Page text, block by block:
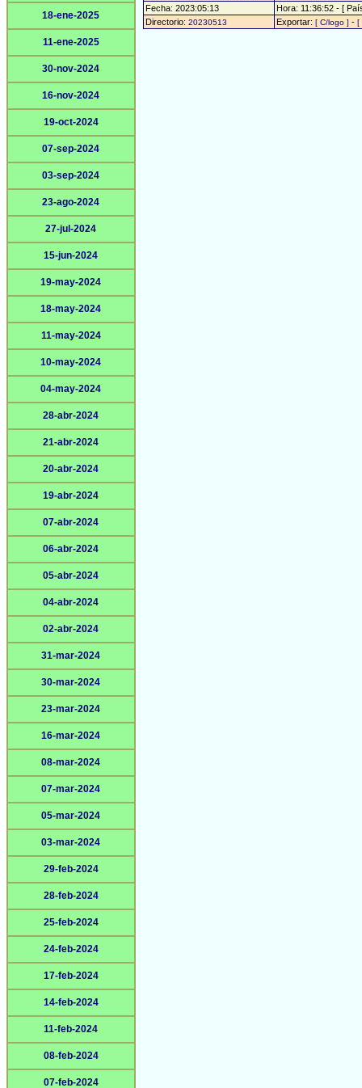
18-ene-2025
11-ene-2025
30-nov-2024
16-nov-2024
19-oct-2024
07-sep-2024
03-sep-2024
23-ago-2024
27-jul-2024
15-jun-2024
19-may-2024
18-may-2024
11-may-2024
10-may-2024
04-may-2024
28-abr-2024
21-abr-2024
20-abr-2024
19-abr-2024
07-abr-2024
06-abr-2024
05-abr-2024
04-abr-2024
02-abr-2024
31-mar-2024
30-mar-2024
23-mar-2024
16-mar-2024
08-mar-2024
07-mar-2024
05-mar-2024
03-mar-2024
29-feb-2024
28-feb-2024
25-feb-2024
24-feb-2024
17-feb-2024
14-feb-2024
11-feb-2024
08-feb-2024
07-feb-2024
Fecha: 2023:05:13
Hora: 11:36:52 - [
Directorio: 20230513 Exportar: [ C/logo ] - [